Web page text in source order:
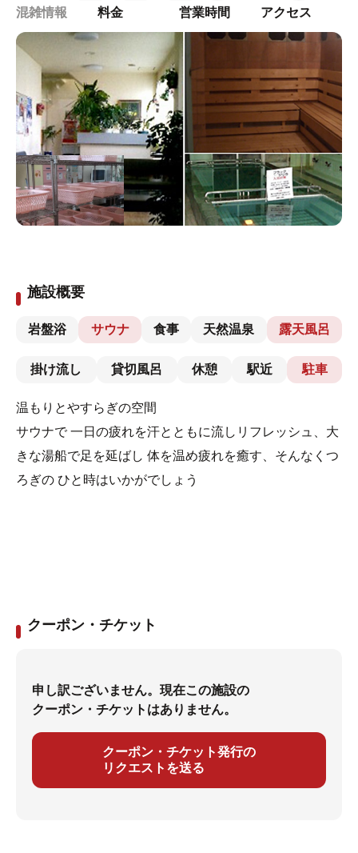
混雑情報 料金 営業時間 アクセス
施設概要
岩盤浴 サウナ 食事 天然温泉 露天風呂
掛け流し 貸切風呂 休憩 駅近 駐車
​温もりと​やすらぎの空間
サウナで 一日の疲れを汗とともに流しリフレッシュ、大
きな湯船で足を延ばし 体を温め疲れを癒す​、そんなくつ
ろぎの ひと時はいかがでしょう
クーポン・チケット
申し訳ございません。現在この施設の
クーポン・チケットはありません。
クーポン・チケット発行の
リクエストを送る